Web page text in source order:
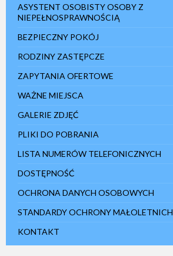
ASYSTENT OSOBISTY OSOBY Z
NIEPEŁNOSPRAWNOŚCIĄ
BEZPIECZNY POKÓJ
RODZINY ZASTĘPCZE
ZAPYTANIA OFERTOWE
WAŻNE MIEJSCA
GALERIE ZDJĘĆ
PLIKI DO POBRANIA
LISTA NUMERÓW TELEFONICZNYCH
DOSTĘPNOŚĆ
OCHRONA DANYCH OSOBOWYCH
STANDARDY OCHRONY MAŁOLETNICH
KONTAKT